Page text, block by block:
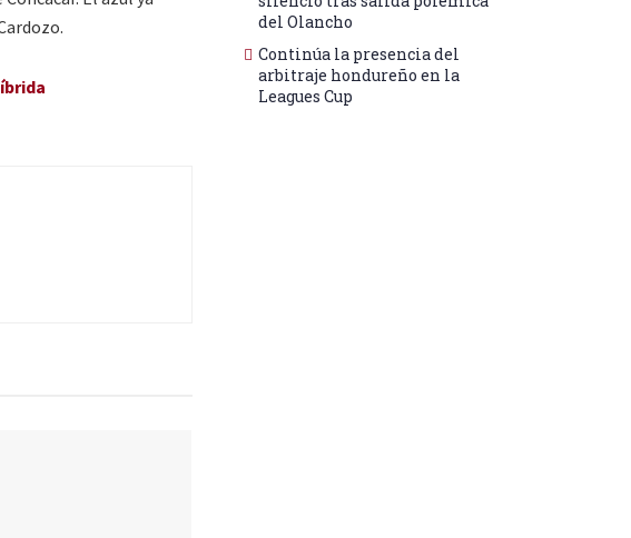
del Olancho
Continúa la presencia del
arbitraje hondureño en la
Leagues Cup